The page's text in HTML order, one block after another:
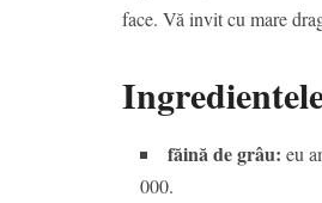
face. Vă invit cu mare
făină de grâu: eu
000.